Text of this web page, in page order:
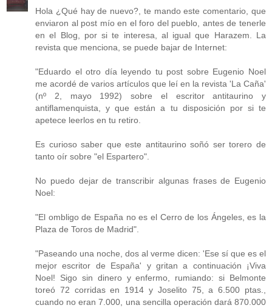
Hola ¿Qué hay de nuevo?, te mando este comentario, que
enviaron al post mío en el foro del pueblo, antes de tenerle
en el Blog, por si te interesa, al igual que Harazem. La
revista que menciona, se puede bajar de Internet:
"Eduardo el otro día leyendo tu post sobre Eugenio Noel
me acordé de varios artículos que leí en la revista 'La Caña'
(nº 2, mayo 1992) sobre el escritor antitaurino y
antiflamenquista, y que están a tu disposición por si te
apetece leerlos en tu retiro.
Es curioso saber que este antitaurino soñó ser torero de
tanto oír sobre "el Espartero".
No puedo dejar de transcribir algunas frases de Eugenio
Noel:
"El ombligo de España no es el Cerro de los Ángeles, es la
Plaza de Toros de Madrid".
"Paseando una noche, dos al verme dicen: 'Ese sí que es el
mejor escritor de España' y gritan a continuación ¡Viva
Noel! Sigo sin dinero y enfermo, rumiando: si Belmonte
toreó 72 corridas en 1914 y Joselito 75, a 6.500 ptas.,
cuando no eran 7.000, una sencilla operación dará 870.000